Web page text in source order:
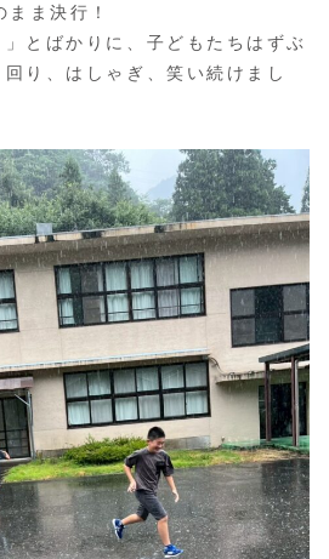
ま決行！
」とばかりに、子どもたちはずぶ
り、はしゃぎ、笑い続けまし